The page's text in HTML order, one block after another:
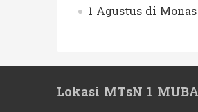
1 Agustus di
Lokasi MTsN 1 MUBA